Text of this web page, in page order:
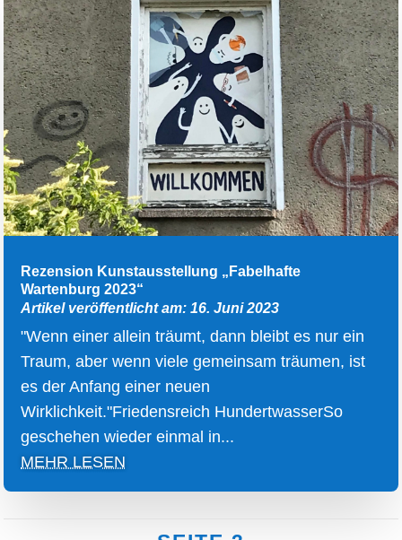
Rezension Kunstausstellung „Fabelhafte
Wartenburg 2023“
Artikel veröffentlicht am: 16. Juni 2023
"Wenn einer allein träumt, dann bleibt es nur ein
Traum, aber wenn viele gemeinsam träumen, ist
es der Anfang einer neuen
Wirklichkeit."Friedensreich HundertwasserSo
geschehen wieder einmal in...
MEHR LESEN